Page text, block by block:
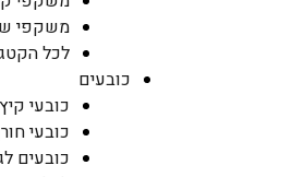
משקפי
לכל
כובעים
כובעי קיץ
כובעי
כובעים